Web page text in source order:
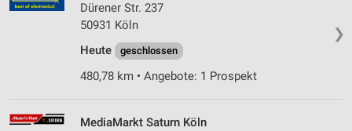
❯
Dürener Str. 237
50931 Köln
Heute
geschlossen
480,78 km • Angebote: 1 Prospekt
MediaMarkt Saturn Köln
Verwendung von Profilen zur Auswahl
personalisierter Werbung
Erstellung von Profilen zur Personalisierung
von Inhalten
personalisierter Inhalte